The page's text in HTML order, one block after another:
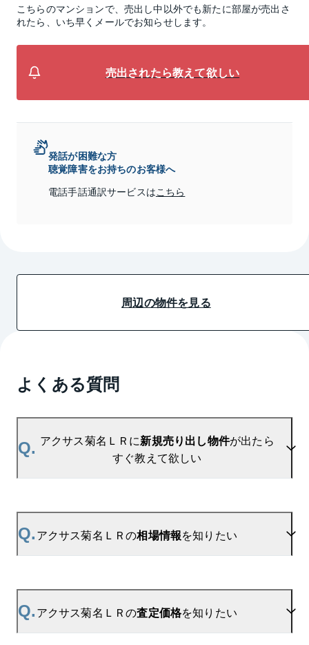
こちらのマンションで、売出し中以外でも新たに部屋が売出さ
れたら、いち早くメールでお知らせします。
売出されたら教えて欲しい
発話が困難な方
聴覚障害をお持ちのお客様へ
電話手話通訳サービスはこちら
周辺の物件を見る
よくある質問
Q. アクサス菊名ＬＲに新規売り出し物件が出たら
すぐ教えて欲しい
A.当サイトには、「売り出されたら教えて」リクエス
ト機能がございます。お気に入りのマンションをご
Q. アクサス菊名ＬＲの相場情報を知りたい
A.参考相場価格、参考相場賃料を掲載しております。
アクサス菊名ＬＲの過去の販売事例や、周辺の販売
Q. アクサス菊名ＬＲの査定価格を知りたい